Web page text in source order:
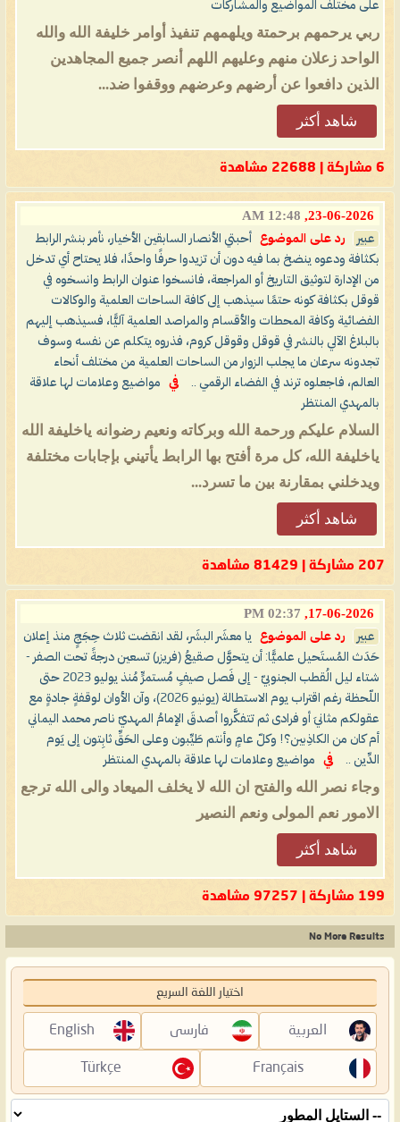
على مختلف المواضيع والمشاركات
ربي يرحمهم برحمتة ويلهمهم تنفيذ أوامر خليفة الله والله
الواحد زعلان منهم وعليهم اللهم أنصر جميع المجاهدين
الذين دافعوا عن أرضهم وعرضهم ووقفوا ضد...
شاهد أكثر
6 مشاركة | 22688 مشاهدة
23-06-2026,
12:48 AM
عبير رد على الموضوع
أحبتي الأنصار السابقين الأخيار، نأمر بنشر الرابط
بكثافة ودعوه ينضخ بما فيه دون أن تزيدوا حرفًا واحدًا، فلا يحتاح أي تدخل
من الإدارة لتوثيق التاريخ أو المراجعة، فانسخوا عنوان الرابط وانسخوه في
قوقل بكثافة كونه حتمًا سيذهب إلى كافة الساحات العلمية والوكالات
الفضائية وكافة المحطات والأقسام والمراصد العلمية آليًّا، فسيذهب إليهم
بالبلاغ الآلي بالنشر في قوقل وقوقل كروم، فذروه يتكلم عن نفسه وسوف
تجدونه سرعان ما يجلب الزوار من الساحات العلمية من مختلف أنحاء
العالم، فاجعلوه ترند في الفضاء الرقمي ..
في
مواضيع وعلامات لها علاقة
بالمهدي المنتظر
السلام عليكم ورحمة الله وبركاته ونعيم رضوانه ياخليفة الله
ياخليفة الله، كل مرة أفتح بها الرابط يأتيني بإجابات مختلفة
ويدخلني بمقارنة بين ما تسرد...
شاهد أكثر
207 مشاركة | 81429 مشاهدة
17-06-2026,
02:37 PM
عبير رد على الموضوع
يا معشَر البشَر، لقد انقضت ثلاث حِجَجٍ منذ إعلان
حَدَث المُستَحيل علميًّا: أن يتحوَّل صقيعُ (فريزر) تسعين درجةً تحت الصفر -
شتاء ليل الُقطب الجنوبيّ - إلى فَصل صيفٍ مُستمرٍّ مُنذ يوليو 2023 حتى
اللّحظة رغم اقتراب يوم الاستطالة (يونيو 2026)، وآن الأوان لوقفةٍ جادةٍ مع
عقولكم مثانيَ أو فرادى ثم تتفكَّروا أصدقَ الإمامُ المهديّ ناصر محمد اليماني
أم كان من الكاذِبين؟! وكلّ عامٍ وأنتم طَيِّبون وعلى الحَقِّ ثابِتون إلى يَوم
الدِّين ..
في مواضيع وعلامات لها علاقة بالمهدي المنتظر
وجاء نصر الله والفتح ان الله لا يخلف الميعاد والى الله ترجع
الامور نعم المولى ونعم النصير
شاهد أكثر
199 مشاركة | 97257 مشاهدة
No More Results
اختيار اللغة السريع
العربية فارسی English
Français
Türkçe